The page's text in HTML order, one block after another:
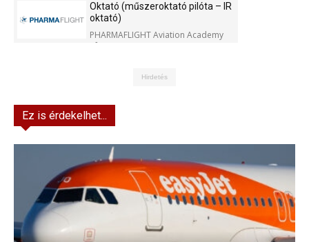
Oktató (műszeroktató pilóta – IR
oktató)
PHARMAFLIGHT Aviation Academy
Kft.
Hirdetés
Ez is érdekelhet...